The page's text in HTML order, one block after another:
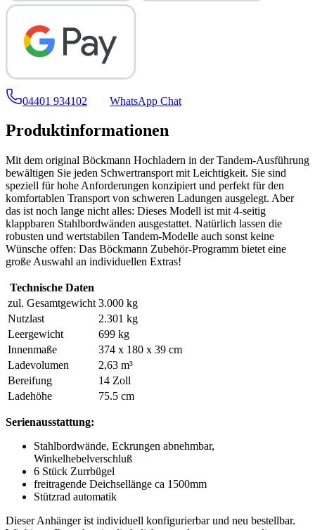
04401 934102 WhatsApp Chat
Produktinformationen
Mit dem original Böckmann Hochladern in der Tandem-Ausführung
bewältigen Sie jeden Schwertransport mit Leichtigkeit. Sie sind
speziell für hohe Anforderungen konzipiert und perfekt für den
komfortablen Transport von schweren Ladungen ausgelegt. Aber
das ist noch lange nicht alles: Dieses Modell ist mit 4-seitig
klappbaren Stahlbordwänden ausgestattet. Natürlich lassen die
robusten und wertstabilen Tandem-Modelle auch sonst keine
Wünsche offen: Das Böckmann Zubehör-Programm bietet eine
große Auswahl an individuellen Extras!
Technische Daten
zul. Gesamtgewicht 3.000 kg
Nutzlast
2.301 kg
Leergewicht
699 kg
Innenmaße
374 x 180 x 39 cm
Ladevolumen
2,63 m³
Bereifung
14 Zoll
Ladehöhe
75.5 cm
Serienausstattung:
Stahlbordwände, Eckrungen abnehmbar,
Winkelhebelverschluß
6 Stück Zurrbügel
freitragende Deichsellänge ca 1500mm
Stützrad automatik
Dieser Anhänger ist individuell konfigurierbar und neu bestellbar.